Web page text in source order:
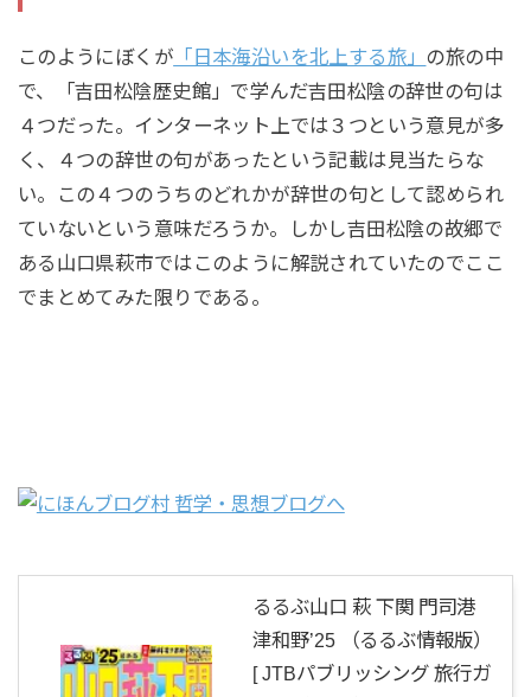
このようにぼくが 「日本海沿いを北上する旅」 の旅の中
で、「吉田松陰歴史館」で学んだ吉田松陰の辞世の句は
４つだった。インターネット上では３つという意見が多
く、４つの辞世の句があったという記載は見当たらな
い。この４つのうちのどれかが辞世の句として認められ
ていないという意味だろうか。しかし吉田松陰の故郷で
ある山口県萩市ではこのように解説されていたのでここ
でまとめてみた限りである。
るるぶ山口 萩 下関 門司港
津和野’25 （るるぶ情報版）
[ JTBパブリッシング 旅行ガ